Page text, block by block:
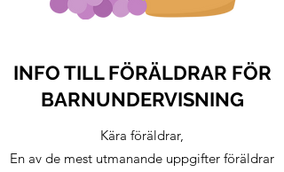
INFO TILL FÖRÄLDRAR FÖR
BARNUNDERVISNING
Kära föräldrar,
En av de mest utmanande uppgifter föräldrar